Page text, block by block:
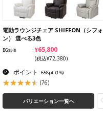
電動ラウンジチェア SHIFFON（シフォ
ン） 選べる3色
BG卸価 ¥65,800
(税込¥72,380)
ポイント : 658pt (1%)
(76)
バリエーション一覧へ